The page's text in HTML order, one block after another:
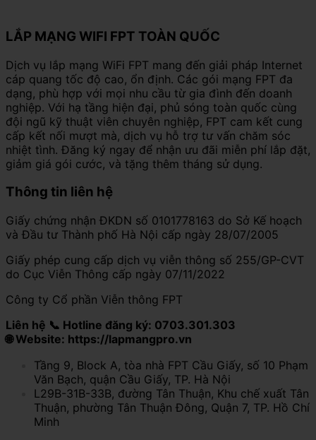
LẮP MẠNG WIFI FPT TOÀN QUỐC
Dịch vụ lắp mạng WiFi FPT mang đến giải pháp Internet
cáp quang tốc độ cao, ổn định. Các gói mạng FPT đa
dạng, phù hợp với mọi nhu cầu từ gia đình đến doanh
nghiệp. Với hạ tầng hiện đại, phủ sóng toàn quốc cùng
đội ngũ kỹ thuật viên chuyên nghiệp, FPT cam kết cung
cấp kết nối mượt mà, dịch vụ hỗ trợ tư vấn chăm sóc
nhiệt tình. Đăng ký ngay để nhận ưu đãi miễn phí lắp đặt,
giảm giá gói cước, và tặng thêm tháng sử dụng.
Thông tin liên hệ
Giấy chứng nhận ĐKDN số 0101778163 do Sở Kế hoạch
và Đầu tư Thành phố Hà Nội cấp ngày 28/07/2005
Giấy phép cung cấp dịch vụ viễn thông số 255/GP-CVT
do Cục Viễn Thông cấp ngày 07/11/2022
Công ty Cổ phần Viễn thông FPT
Liên hệ 📞 Hotline đăng ký: 0703.301.303
🌐 Website: https://lapmangpro.vn
Tầng 9, Block A, tòa nhà FPT Cầu Giấy, số 10 Phạm
Văn Bạch, quận Cầu Giấy, TP. Hà Nội
L29B-31B-33B, đường Tân Thuận, Khu chế xuất Tân
Thuận, phường Tân Thuận Đông, Quận 7, TP. Hồ Chí
Minh